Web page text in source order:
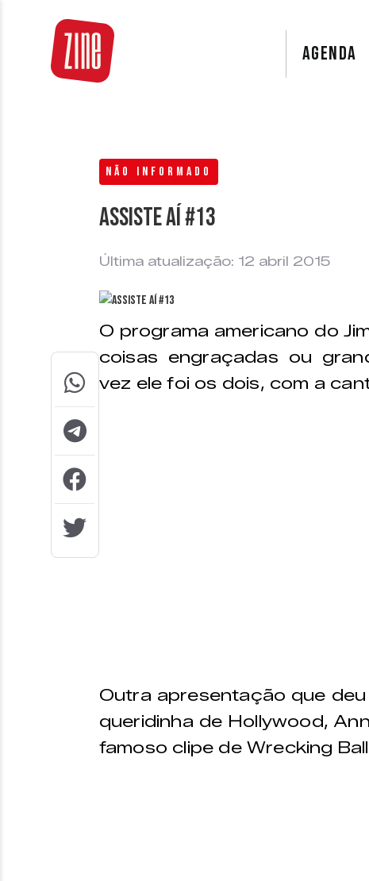
AGENDA
NÃO INFORMADO
Assiste aí #13
Última atualização: 12 abril 2015
O programa americano do
coisas engraçadas ou
vez ele foi os dois, com a
Outra apresentação que
queridinha de Hollywood,
famoso clipe de Wrecking